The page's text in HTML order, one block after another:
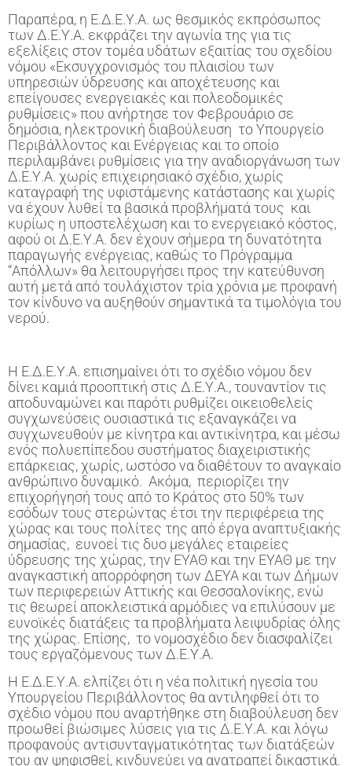
Παραπέρα, η Ε.Δ.Ε.Υ.Α. ως θεσμικός εκπρόσωπος
των Δ.Ε.Υ.Α. εκφράζει την αγωνία της για τις
εξελίξεις στον τομέα υδάτων εξαιτίας του σχεδίου
νόμου «Εκσυγχρονισμός του πλαισίου των
υπηρεσιών ύδρευσης και αποχέτευσης και
επείγουσες ενεργειακές και πολεοδομικές
ρυθμίσεις» που ανήρτησε τον Φεβρουάριο σε
δημόσια, ηλεκτρονική διαβούλευση το Υπουργείο
Περιβάλλοντος και Ενέργειας και το οποίο
περιλαμβάνει ρυθμίσεις για την αναδιοργάνωση των
Δ.Ε.Υ.Α. χωρίς επιχειρησιακό σχέδιο, χωρίς
καταγραφή της υφιστάμενης κατάστασης και χωρίς
να έχουν λυθεί τα βασικά προβλήματά τους και
κυρίως η υποστελέχωση και το ενεργειακό κόστος,
αφού οι Δ.Ε.Υ.Α. δεν έχουν σήμερα τη δυνατότητα
παραγωγής ενέργειας, καθώς το Πρόγραμμα
“Απόλλων» θα λειτουργήσει προς την κατεύθυνση
αυτή μετά από τουλάχιστον τρία χρόνια με προφανή
τον κίνδυνο να αυξηθούν σημαντικά τα τιμολόγια του
νερού.
Η Ε.Δ.Ε.Υ.Α. επισημαίνει ότι το σχέδιο νόμου δεν
δίνει καμιά προοπτική στις Δ.Ε.Υ.Α., τουναντίον τις
αποδυναμώνει και παρότι ρυθμίζει οικειοθελείς
συγχωνεύσεις ουσιαστικά τις εξαναγκάζει να
συγχωνευθούν με κίνητρα και αντικίνητρα, και μέσω
ενός πολυεπίπεδου συστήματος διαχειριστικής
επάρκειας, χωρίς, ωστόσο να διαθέτουν το αναγκαίο
ανθρώπινο δυναμικό. Ακόμα, περιορίζει την
επιχορήγησή τους από το Κράτος στο 50% των
εσόδων τους στερώντας έτσι την περιφέρεια της
χώρας και τους πολίτες της από έργα αναπτυξιακής
σημασίας, ευνοεί τις δυο μεγάλες εταιρείες
ύδρευσης της χώρας, την ΕΥΑΘ και την ΕΥΑΘ με την
αναγκαστική απορρόφηση των ΔΕΥΑ και των Δήμων
των περιφερειών Αττικής και Θεσσαλονίκης, ενώ
τις θεωρεί αποκλειστικά αρμόδιες να επιλύσουν με
ευνοϊκές διατάξεις τα προβλήματα λειψυδρίας όλης
της χώρας. Επίσης, το νομοσχέδιο δεν διασφαλίζει
τους εργαζόμενους των Δ.Ε.Υ.Α.
Η Ε.Δ.Ε.Υ.Α. ελπίζει ότι η νέα πολιτική ηγεσία του
Υπουργείου Περιβάλλοντος θα αντιληφθεί ότι το
σχέδιο νόμου που αναρτήθηκε στη διαβούλευση δεν
προωθεί βιώσιμες λύσεις για τις Δ.Ε.Υ.Α. και λόγω
προφανούς αντισυνταγματικότητας των διατάξεών
του αν ψηφισθεί, κινδυνεύει να ανατραπεί δικαστικά.